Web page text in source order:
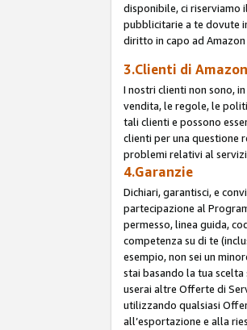
disponibile, ci riserviamo
pubblicitarie a te dovute
diritto in capo ad
3.Clienti di Amazon
I nostri clienti non sono,
vendita, le regole, le
tali clienti e possono
clienti per una questione
problemi relativi al
4.Garanzie
Dichiari, garantisci, e
partecipazione al
permesso, linea guida,
competenza su di te
esempio, non sei un
stai basando la tua
userai altre Offerte di
utilizzando qualsiasi
all’esportazione e alla